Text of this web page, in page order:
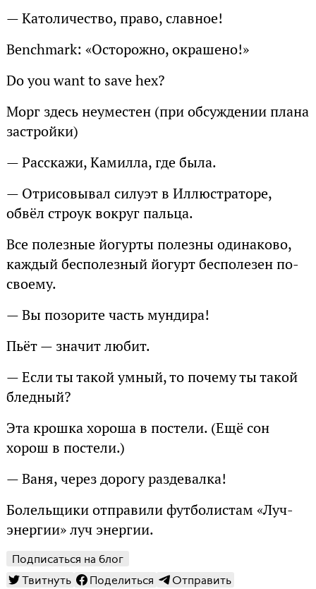
— Католичество, право, славное!
Benchmark: «Осторожно, окрашено!»
Do you want to save hex?
Морг здесь неуместен (при обсуждении плана
застройки)
— Расскажи, Камилла, где была.
— Отрисовывал силуэт в Иллюстраторе,
обвёл строук вокруг пальца.
Все полезные йогурты полезны одинаково,
каждый бесполезный йогурт бесполезен по-
своему.
— Вы позорите часть мундира!
Пьёт — значит любит.
— Если ты такой умный, то почему ты такой
бледный?
Эта крошка хороша в постели. (Ещё сон
хорош в постели.)
— Ваня, через дорогу раздевалка!
Болельщики отправили футболистам «Луч-
энергии» луч энергии.
Подписаться на блог
Твитнуть
Поделиться Отправить